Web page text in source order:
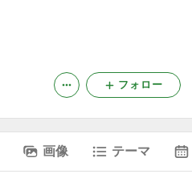
フォロー
画像 テーマ